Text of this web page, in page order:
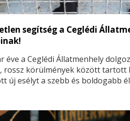
segítség a Ceglédi
éve a Ceglédi Állatmenhely
rossz körülmények között tartott
új esélyt a szebb és boldogabb